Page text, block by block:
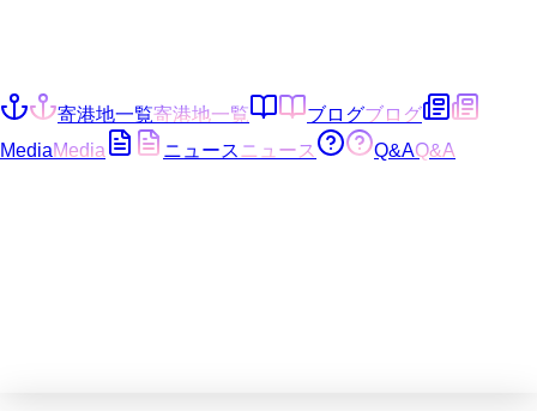
寄港地一覧寄港地一覧 ブログブログ
MediaMedia ニュースニュース Q&AQ&A